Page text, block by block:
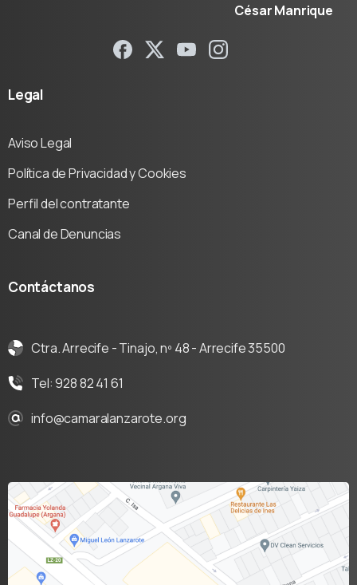
César Manrique
Legal
Aviso Legal
Política de Privacidad y Cookies
Perfil del contratante
Canal de Denuncias
Contáctanos
Ctra. Arrecife - Tinajo, nº 48 - Arrecife 35500
Tel: 928 82 41 61
info@camaralanzarote.org